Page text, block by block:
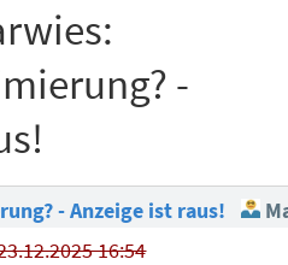
-
- Anzeige ist raus!
16:54